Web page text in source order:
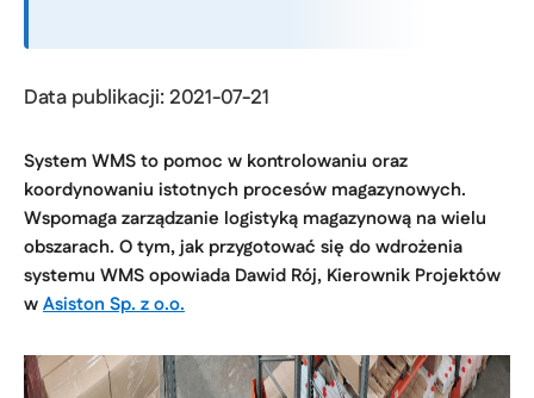
Data publikacji: 2021-07-21
System WMS to pomoc w kontrolowaniu oraz
koordynowaniu istotnych procesów magazynowych.
Wspomaga zarządzanie logistyką magazynową na wielu
obszarach. O tym, jak przygotować się do wdrożenia
systemu WMS opowiada Dawid Rój, Kierownik Projektów
wAsiston Sp. z o.o.